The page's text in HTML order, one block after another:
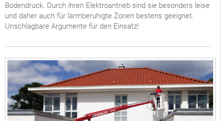
Bodendruck. Durch ihren Elektroantrieb sind sie besonders leise
und daher auch für lärmberuhigte Zonen bestens geeignet.
Unschlagbare Argumente für den Einsatz!